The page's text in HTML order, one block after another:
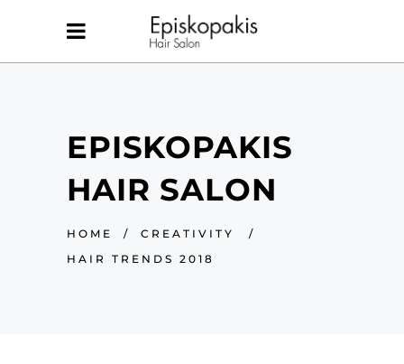
EPISKOPAKIS
HAIR SALON
HOME / CREATIVITY
/
HAIR TRENDS 2018